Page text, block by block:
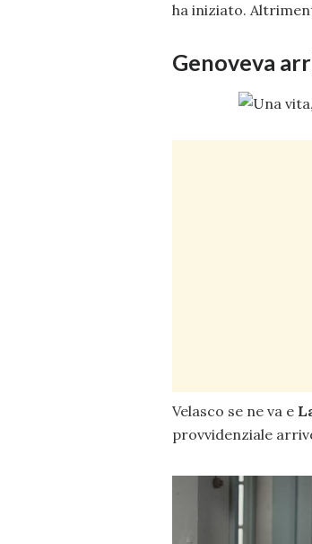
ha iniziato.
Genoveva
Velasco se ne va e
provvidenziale